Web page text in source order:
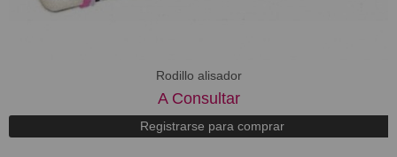
Rodillo alisador
A Consultar
Registrarse para comprar